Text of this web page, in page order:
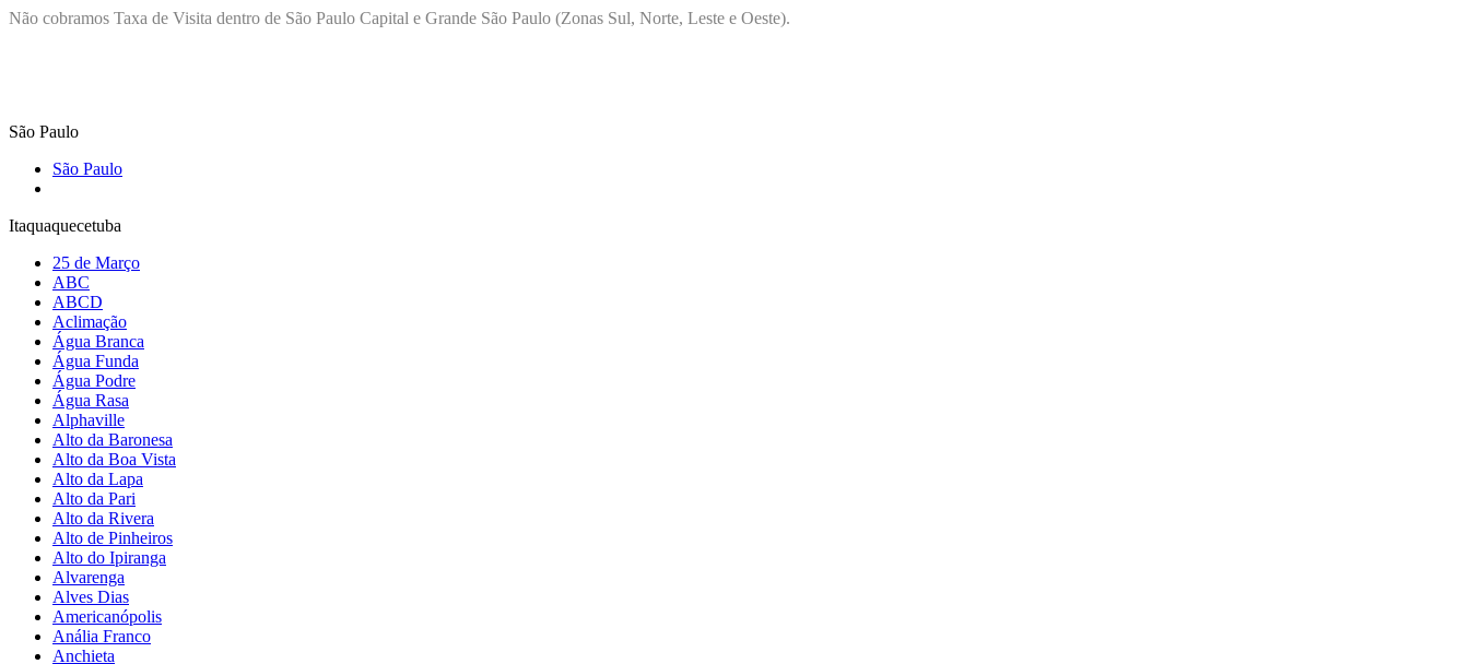
Não cobramos Taxa de Visita dentro de São Paulo Capital e Grande São Paulo (Zonas Sul, Norte, Leste e Oeste).
São Paulo
São Paulo
Itaquaquecetuba
25 de Março
ABC
ABCD
Aclimação
Água Branca
Água Funda
Água Podre
Água Rasa
Alphaville
Alto da Baronesa
Alto da Boa Vista
Alto da Lapa
Alto da Pari
Alto da Rivera
Alto de Pinheiros
Alto do Ipiranga
Alvarenga
Alves Dias
Americanópolis
Anália Franco
Anchieta